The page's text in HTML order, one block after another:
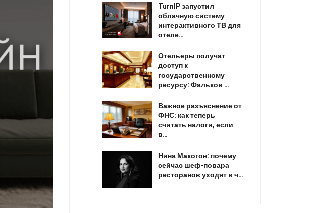
TurnIP запустил
облачную систему
интерактивного ТВ для
отеле…
Отельеры получат
доступ к
государственному
ресурсу: Фальков …
Важное разъяснение от
ФНС: как теперь
считать налоги, если
в…
Нина Макогон: почему
сейчас шеф-повара
ресторанов уходят в ч…